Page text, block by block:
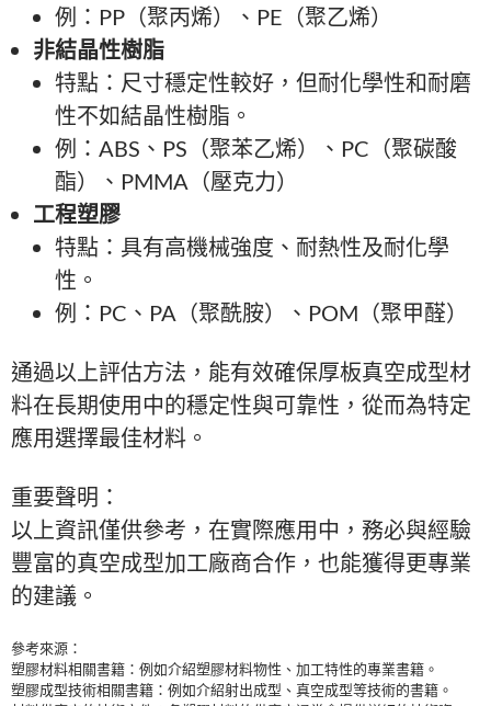
例：PP（聚丙烯）、PE（聚乙烯）
非結晶性樹脂
特點：尺寸穩定性較好，但耐化學性和耐磨
性不如結晶性樹脂。
例：ABS、PS（聚苯乙烯）、PC（聚碳酸
酯）、PMMA（壓克力）
工程塑膠
特點：具有高機械強度、耐熱性及耐化學
性。
例：PC、PA（聚酰胺）、POM（聚甲醛）
通過以上評估方法，能有效確保厚板真空成型材
料在長期使用中的穩定性與可靠性，從而為特定
應用選擇最佳材料。
重要聲明：
以上資訊僅供參考，在實際應用中，務必與經驗
豐富的真空成型加工廠商合作，也能獲得更專業
的建議。
參考來源：
塑膠材料相關書籍：例如介紹塑膠材料物性、加工特性的專業書籍。
塑膠成型技術相關書籍：例如介紹射出成型、真空成型等技術的書籍。